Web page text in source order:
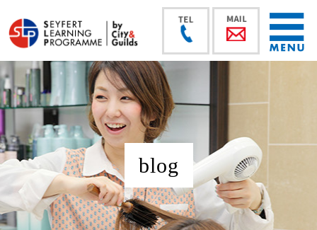
blog